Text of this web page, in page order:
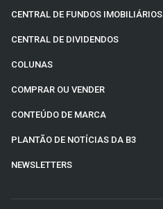
CENTRAL DE FUNDOS IMOBILIÁRIOS
CENTRAL DE DIVIDENDOS
COLUNAS
COMPRAR OU VENDER
CONTEÚDO DE MARCA
PLANTÃO DE NOTÍCIAS DA B3
NEWSLETTERS